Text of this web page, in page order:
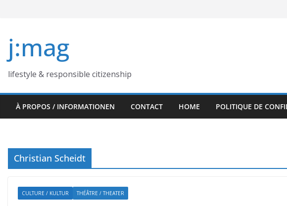
j:mag
lifestyle & responsible citizenship
À PROPOS / INFORMATIONEN CONTACT HOME POLITIQUE DE
Christian Scheidt
CULTURE / KULTUR THÉÂTRE / THEATER